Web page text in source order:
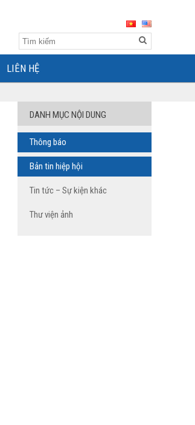
LIÊN HỆ
DANH MỤC NỘI DUNG
Thông báo
Bản tin hiệp hội
Tin tức – Sự kiện khác
Thư viện ảnh